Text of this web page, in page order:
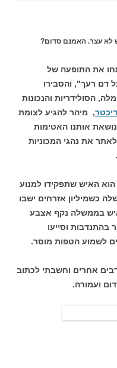
לא עצר. האמנם סדום?
את התופעה של
דם רעך", והסבירו
הסולידריות והנכונות
, מיהר להגיע לצומת
אותנו האטימות
את נהגי המכוניות
הוא האיש שתפקידו למנוע
כשמיליון אזרחים ישבו
בממשלה נקף אצבע
בהתנדבות וסייעו
לשמוע הטפות מוסר.
אחרים וחשבתי לכתוב
ועמורה.